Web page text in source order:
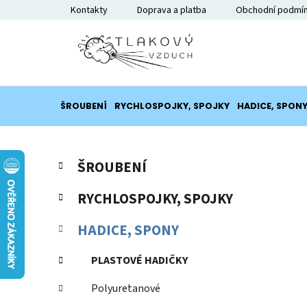
Kontakty Doprava a platba Obchodní
ŠROUBENÍ RYCHLOSPOJKY, SPOJKY HADICE, SPONY
P
s
r
n
n
Přeskočit
kategorie
K
a
t
e
o
i
ŠROUBENÍ
RYCHLOSPOJKY, SPOJKY
HADICE, SPONY
PLASTOVÉ HADIČKY
Polyuretanové